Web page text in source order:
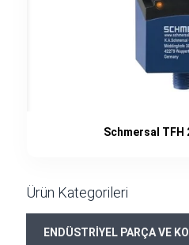
Schmersal TFH
Ürün Kategorileri
ENDÜSTRİYEL PARÇA VE